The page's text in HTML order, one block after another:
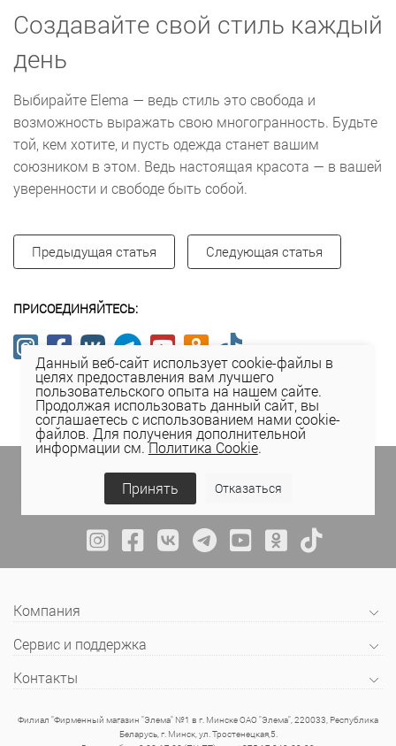
Создавайте свой стиль каждый
день
Выбирайте Elema — ведь стиль это свобода и
возможность выражать свою многогранность. Будьте
той, кем хотите, и пусть одежда станет вашим
союзником в этом. Ведь настоящая красота — в вашей
уверенности и свободе быть собой.
Предыдущая статья Следующая статья
ПРИСОЕДИНЯЙТЕСЬ:
кабинете Elema
(email, viber) или
присоединяйтесь к нам в социальных сетях.
Компания
Сервис и поддержка
Контакты
Филиал "Фирменный магазин "Элема" №1 в г. Минске ОАО "Элема", 220033, Республика
Беларусь, г. Минск, ул. Тростенецкая,5.
Данный веб-сайт использует cookie-файлы в
целях предоставления вам лучшего
пользовательского опыта на нашем сайте.
Продолжая использовать данный сайт, вы
соглашаетесь с использованием нами cookie-
файлов. Для получения дополнительной
информации см.Политика Cookie.
Принять Отказаться